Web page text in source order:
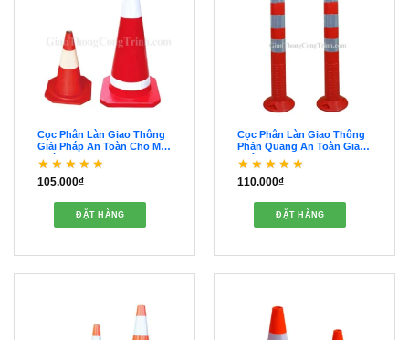
Cọc Phân Làn Giao Thông
Giải Pháp An Toàn Cho Mọi
Đường – OCPL00020
Được xếp hạng
105.000₫
ĐẶT HÀNG
Cọc Phân Làn Giao Thông
Phản Quang An Toàn Giao
Thông – OCPL00019
Được xếp hạng
110.000₫
ĐẶT HÀNG